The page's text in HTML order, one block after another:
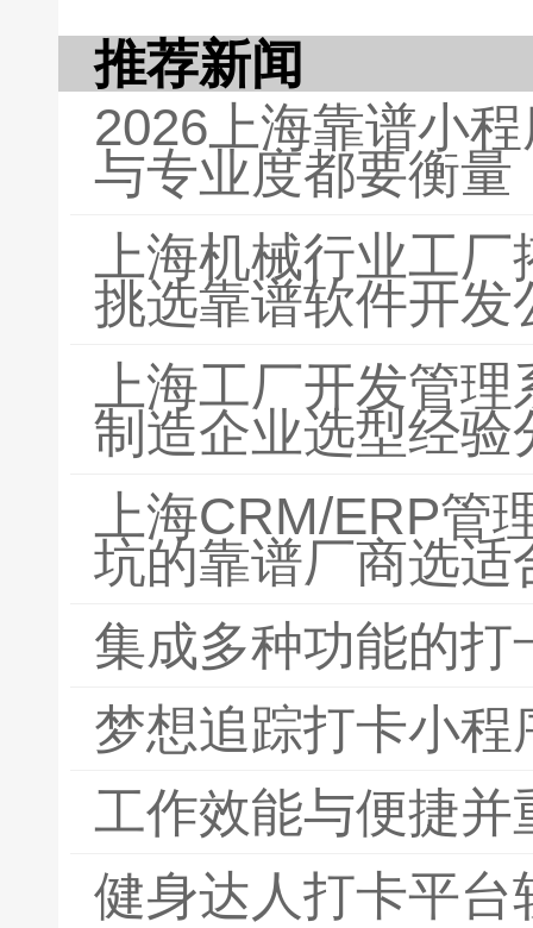
推荐新闻
2026上海靠谱小
与专业度都要衡量
上海机械行业工
挑选靠谱软件开发
上海工厂开发管
制造企业选型经验
上海CRM/ERP管
坑的靠谱厂商选适
集成多种功能的
梦想追踪打卡小程
工作效能与便捷
健身达人打卡平台